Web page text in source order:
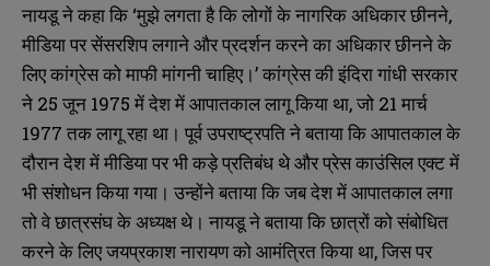
नायडू ने कहा कि ‘मुझे लगता है कि लोगों के नागरिक अधिकार छीनने,
मीडिया पर सेंसरशिप लगाने और प्रदर्शन करने का अधिकार छीनने के
लिए कांग्रेस को माफी मांगनी चाहिए।’ कांग्रेस की इंदिरा गांधी सरकार
ने 25 जून 1975 में देश में आपातकाल लागू किया था, जो 21 मार्च
1977 तक लागू रहा था। पूर्व उपराष्ट्रपति ने बताया कि आपातकाल के
दौरान देश में मीडिया पर भी कड़े प्रतिबंध थे और प्रेस काउंसिल एक्ट में
भी संशोधन किया गया। उन्होंने बताया कि जब देश में आपातकाल लगा
तो वे छात्रसंघ के अध्यक्ष थे। नायडू ने बताया कि छात्रों को संबोधित
करने के लिए जयप्रकाश नारायण को आमंत्रित किया था, जिस पर